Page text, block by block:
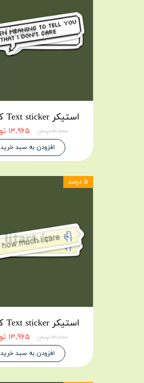
استیکر Text sticker کد E81
۱۴,۷۰۰ تومان ۱۳,۹۶۵ تومان
افزودن به سبد خرید
استیکر Text sticker کد E77
۱۴,۷۰۰ تومان ۱۳,۹۶۵ تومان
افزودن به سبد خرید
۵ درصد